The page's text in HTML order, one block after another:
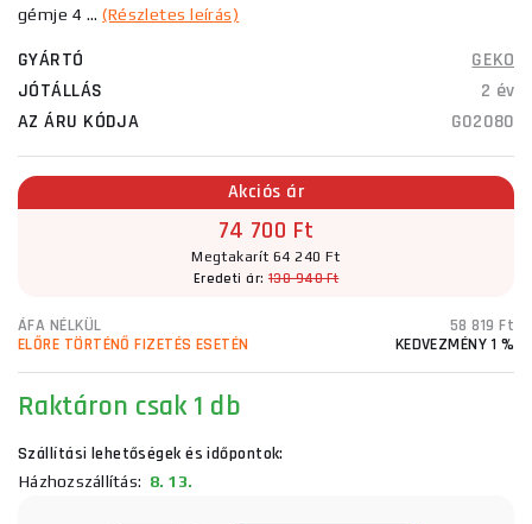
gémje 4 ...(Részletes leírás)
GYÁRTÓ
GEKO
JÓTÁLLÁS
2 év
AZ ÁRU KÓDJA
G02080
Akciós ár
74 700 Ft
Megtakarít 64 240 Ft
Eredeti ár: 138 940 Ft
ÁFA NÉLKÜL
58 819 Ft
ELŐRE TÖRTÉNŐ FIZETÉS ESETÉN
KEDVEZMÉNY 1 %
Raktáron csak 1 db
Szállítási lehetőségek és időpontok:
Házhozszállítás: 8. 13.